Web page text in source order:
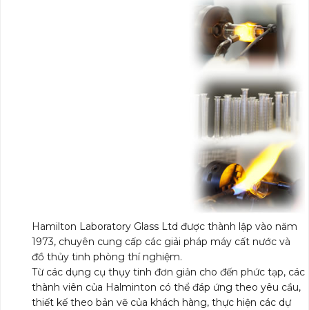
Hamilton Laboratory Glass Ltd được thành lập vào năm
1973, chuyên cung cấp các giải pháp máy cất nước và
đồ thủy tinh phòng thí nghiệm.
Từ các dụng cụ thụy tinh đơn giản cho đến phức tạp, các
thành viên của Halminton có thể đáp ứng theo yêu cầu,
thiết kế theo bản vẽ của khách hàng, thực hiện các dự